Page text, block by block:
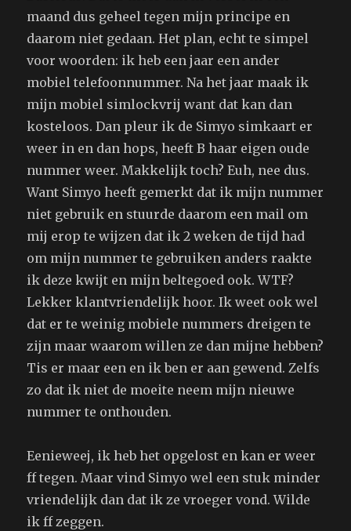
maand dus geheel tegen mijn principe en
daarom niet gedaan. Het plan, echt te simpel
voor woorden: ik heb een jaar een ander
mobiel telefoonnummer. Na het jaar maak ik
mijn mobiel simlockvrij want dat kan dan
kosteloos. Dan pleur ik de Simyo simkaart er
weer in en dan hops, heeft B haar eigen oude
nummer weer. Makkelijk toch? Euh, nee dus.
Want Simyo heeft gemerkt dat ik mijn nummer
niet gebruik en stuurde daarom een mail om
mij erop te wijzen dat ik 2 weken de tijd had
om mijn nummer te gebruiken anders raakte
ik deze kwijt en mijn beltegoed ook. WTF?
Lekker klantvriendelijk hoor. Ik weet ook wel
dat er te weinig mobiele nummers dreigen te
zijn maar waarom willen ze dan mijne hebben?
Tis er maar een en ik ben er aan gewend. Zelfs
zo dat ik niet de moeite neem mijn nieuwe
nummer te onthouden.
Eenieweej, ik heb het opgelost en kan er weer
ff tegen. Maar vind Simyo wel een stuk minder
vriendelijk dan dat ik ze vroeger vond. Wilde
ik ff zeggen.